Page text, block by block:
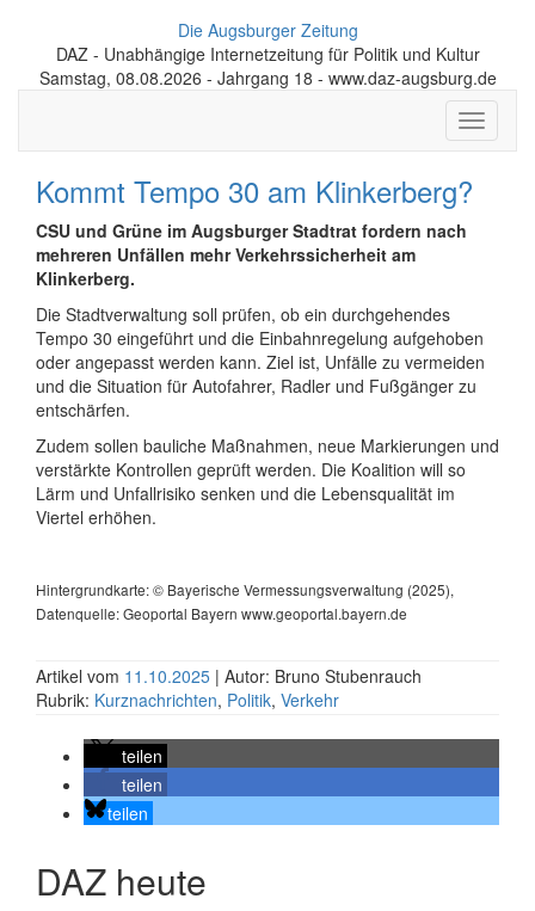
Die Augsburger Zeitung
DAZ - Unabhängige Internetzeitung für Politik und Kultur
Samstag, 08.08.2026 - Jahrgang 18 - www.daz-augsburg.de
Toggle
Kommt Tempo 30 am Klinkerberg?
CSU und Grüne im Augsburger Stadtrat fordern nach
mehreren Unfällen mehr Verkehrssicherheit am
Klinkerberg.
Die Stadtverwaltung soll prüfen, ob ein durchgehendes
Tempo 30 eingeführt und die Einbahnregelung aufgehoben
oder angepasst werden kann. Ziel ist, Unfälle zu vermeiden
und die Situation für Autofahrer, Radler und Fußgänger zu
entschärfen.
Zudem sollen bauliche Maßnahmen, neue Markierungen und
verstärkte Kontrollen geprüft werden. Die Koalition will so
Lärm und Unfallrisiko senken und die Lebensqualität im
Viertel erhöhen.
Hintergrundkarte: © Bayerische Vermessungsverwaltung (2025),
Datenquelle: Geoportal Bayern www.geoportal.bayern.de
Artikel vom 11.10.2025 | Autor: Bruno Stubenrauch
Rubrik: Kurznachrichten, Politik, Verkehr
teilen
teilen
teilen
DAZ heute